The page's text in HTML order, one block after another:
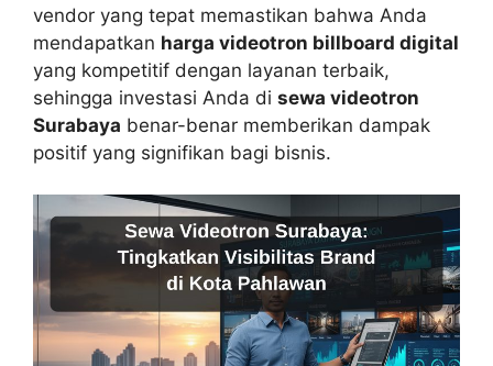
vendor yang tepat memastikan bahwa Anda
mendapatkan harga videotron billboard digital
yang kompetitif dengan layanan terbaik,
sehingga investasi Anda di sewa videotron
Surabaya benar-benar memberikan dampak
positif yang signifikan bagi bisnis.